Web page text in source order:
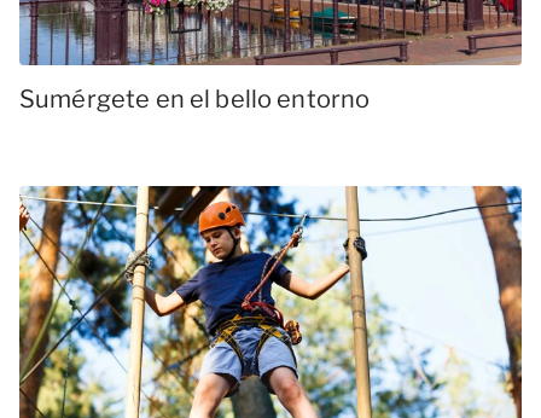
Sumérgete en el bello entorno